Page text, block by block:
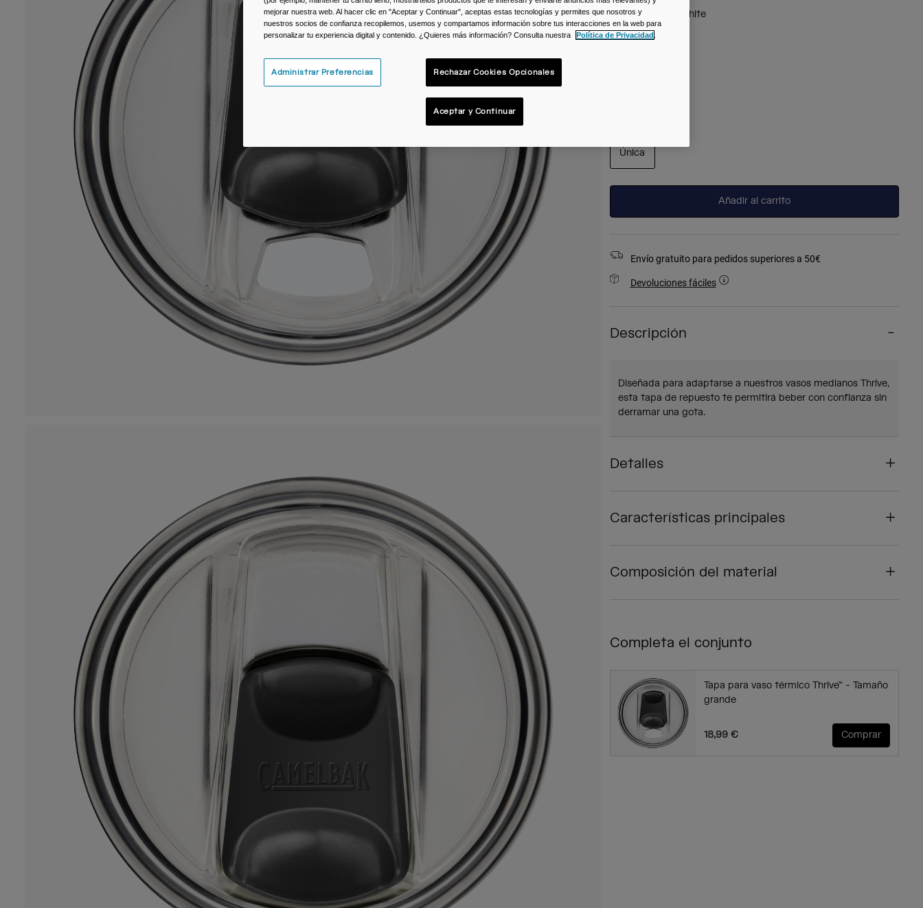
Color - Natural White
Única
Añadir al carrito
Envío gratuito para pedidos superiores a 50€
Devoluciones fáciles
Descripción
Diseñada para adaptarse a nuestros vasos medianos Thrive,
esta tapa de repuesto te permitirá beber con confianza sin
derramar una gota.
Detalles
Características principales
Composición del material
Completa el conjunto
Tapa para vaso térmico Thrive™ - Tamaño
grande
18,99 € Comprar
mejorar nuestra web. Al hacer clic en "Aceptar y Continuar", aceptas estas tecnologías y permites que nosotros y
nuestros socios de confianza recopilemos, usemos y compartamos información sobre tus interacciones en la web para
personalizar tu experiencia digital y contenido. ¿Quieres más información? Consulta nuestra
Política de Privacidad
Administrar Preferencias Rechazar Cookies Opcionales
Aceptar y Continuar